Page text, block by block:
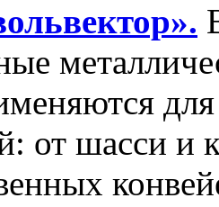
от шасси и